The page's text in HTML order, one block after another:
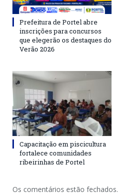
Prefeitura de Portel abre
inscrições para concursos
que elegerão os destaques do
Verão 2026
Capacitação em piscicultura
fortalece comunidades
ribeirinhas de Portel
Os comentários estão fechados.